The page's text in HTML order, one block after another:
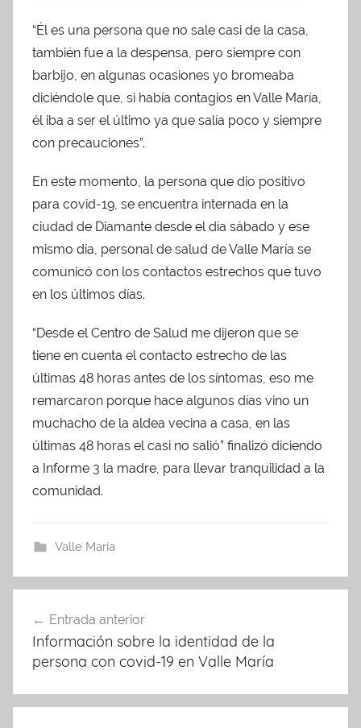
“Él es una persona que no sale casi de la casa,
también fue a la despensa, pero siempre con
barbijo, en algunas ocasiones yo bromeaba
diciéndole que, si había contagios en Valle María,
él iba a ser el último ya que salía poco y siempre
con precauciones”.
En este momento, la persona que dio positivo
para covid-19, se encuentra internada en la
ciudad de Diamante desde el día sábado y ese
mismo día, personal de salud de Valle María se
comunicó con los contactos estrechos que tuvo
en los últimos días.
“Desde el Centro de Salud me dijeron que se
tiene en cuenta el contacto estrecho de las
últimas 48 horas antes de los síntomas, eso me
remarcaron porque hace algunos días vino un
muchacho de la aldea vecina a casa, en las
últimas 48 horas el casi no salió” finalizó diciendo
a Informe 3 la madre, para llevar tranquilidad a la
comunidad.
Valle María
de
entradas
Entrada anterior
Información sobre la identidad de la
persona con covid-19 en Valle María